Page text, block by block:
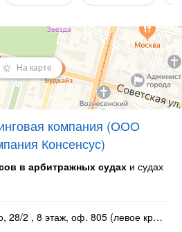
На карте
компания (ООО
Консенсус)
в арбитражных судах и судах
28/2 , 8 этаж, оф. 805 (левое крыло, 1-й подъезд)